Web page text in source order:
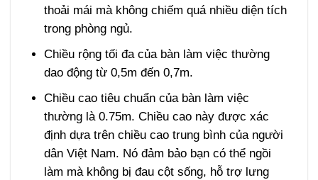
thoải mái mà không chiếm quá nhiều diện tích
trong phòng ngủ.
Chiều rộng tối đa của bàn làm việc thường
dao động từ 0,5m đến 0,7m.
Chiều cao tiêu chuẩn của bàn làm việc
thường là 0.75m. Chiều cao này được xác
định dựa trên chiều cao trung bình của người
dân Việt Nam. Nó đảm bảo bạn có thể ngồi
làm mà không bị đau cột sống, hỗ trợ lưng